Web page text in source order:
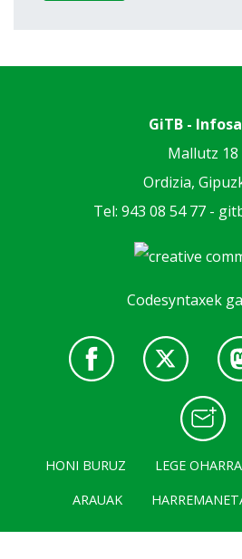
GiTB -
Mallutz 18
Ordizia,
Tel: 943 08 54 77 -
Codesyntaxek
HONI BURUZ LEGE OHARRA
ARAUAK